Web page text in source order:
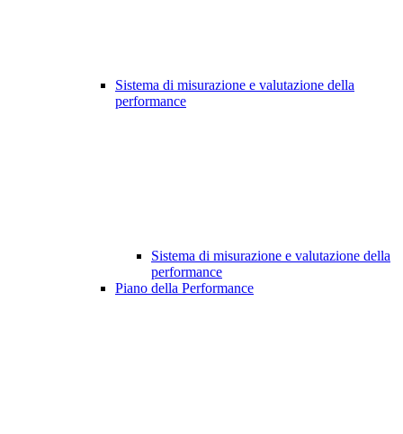
Sistema di misurazione e valutazione della
performance
Sistema di misurazione e valutazione della
performance
Piano della Performance